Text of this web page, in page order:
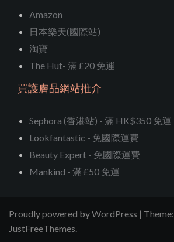
Amazon
日本樂天(國際站)
淘寶
The Hut- 滿 £20 免運
買護膚品網站推介
Sephora (香港站) - 滿 HK$350 免運
Lookfantastic - 免國際運費
Beauty Expert - 免國際運費
Mankind - 滿 £50 免運
Proudly powered by WordPress | Theme:
JustFreeThemes.